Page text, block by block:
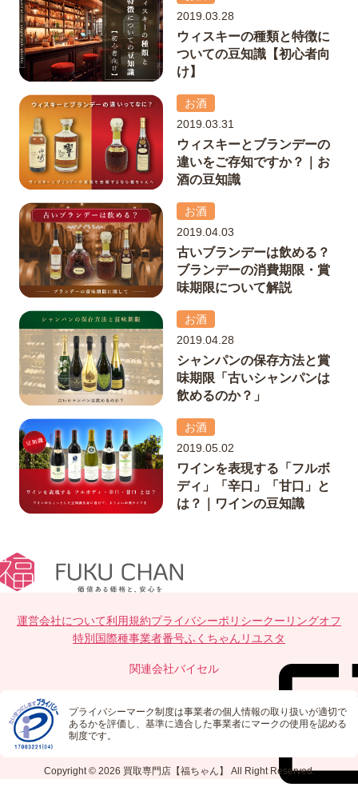
2019.03.28
ウィスキーの種類と特徴に
ついての豆知識【初心者向
け】
お酒
2019.03.31
ウィスキーとブランデーの
違いをご存知ですか？｜お
酒の豆知識
お酒
2019.04.03
古いブランデーは飲める？
ブランデーの消費期限・賞
味期限について解説
お酒
2019.04.28
シャンパンの保存方法と賞
味期限「古いシャンパンは
飲めるのか？」
お酒
2019.05.02
ワインを表現する「フルボ
ディ」「辛口」「甘口」と
は？｜ワインの豆知識
運営会社について利用規約プライバシーポリシークーリングオフ
特別国際種事業者番号ふくちゃんリユスタ
関連会社バイセル
プライバシーマーク制度は事業者の個人情報の取り扱いが適切で
あるかを評価し、基準に適合した事業者にマークの使用を認める
制度です。
Copyright © 2026 買取専門店【福ちゃん】 All Right Reserved.